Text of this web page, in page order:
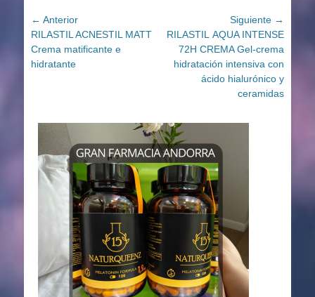
Navegación
de
entradas
← Anterior
Entrada
anterior:
RILASTIL ACNESTIL MATT
Crema matificante e
hidratante
Siguiente →
Entrada
siguiente:
RILASTIL AQUA INTENSE
72H CREMA Gel-crema
hidratación intensiva con
ácido hialurónico y
ceramidas